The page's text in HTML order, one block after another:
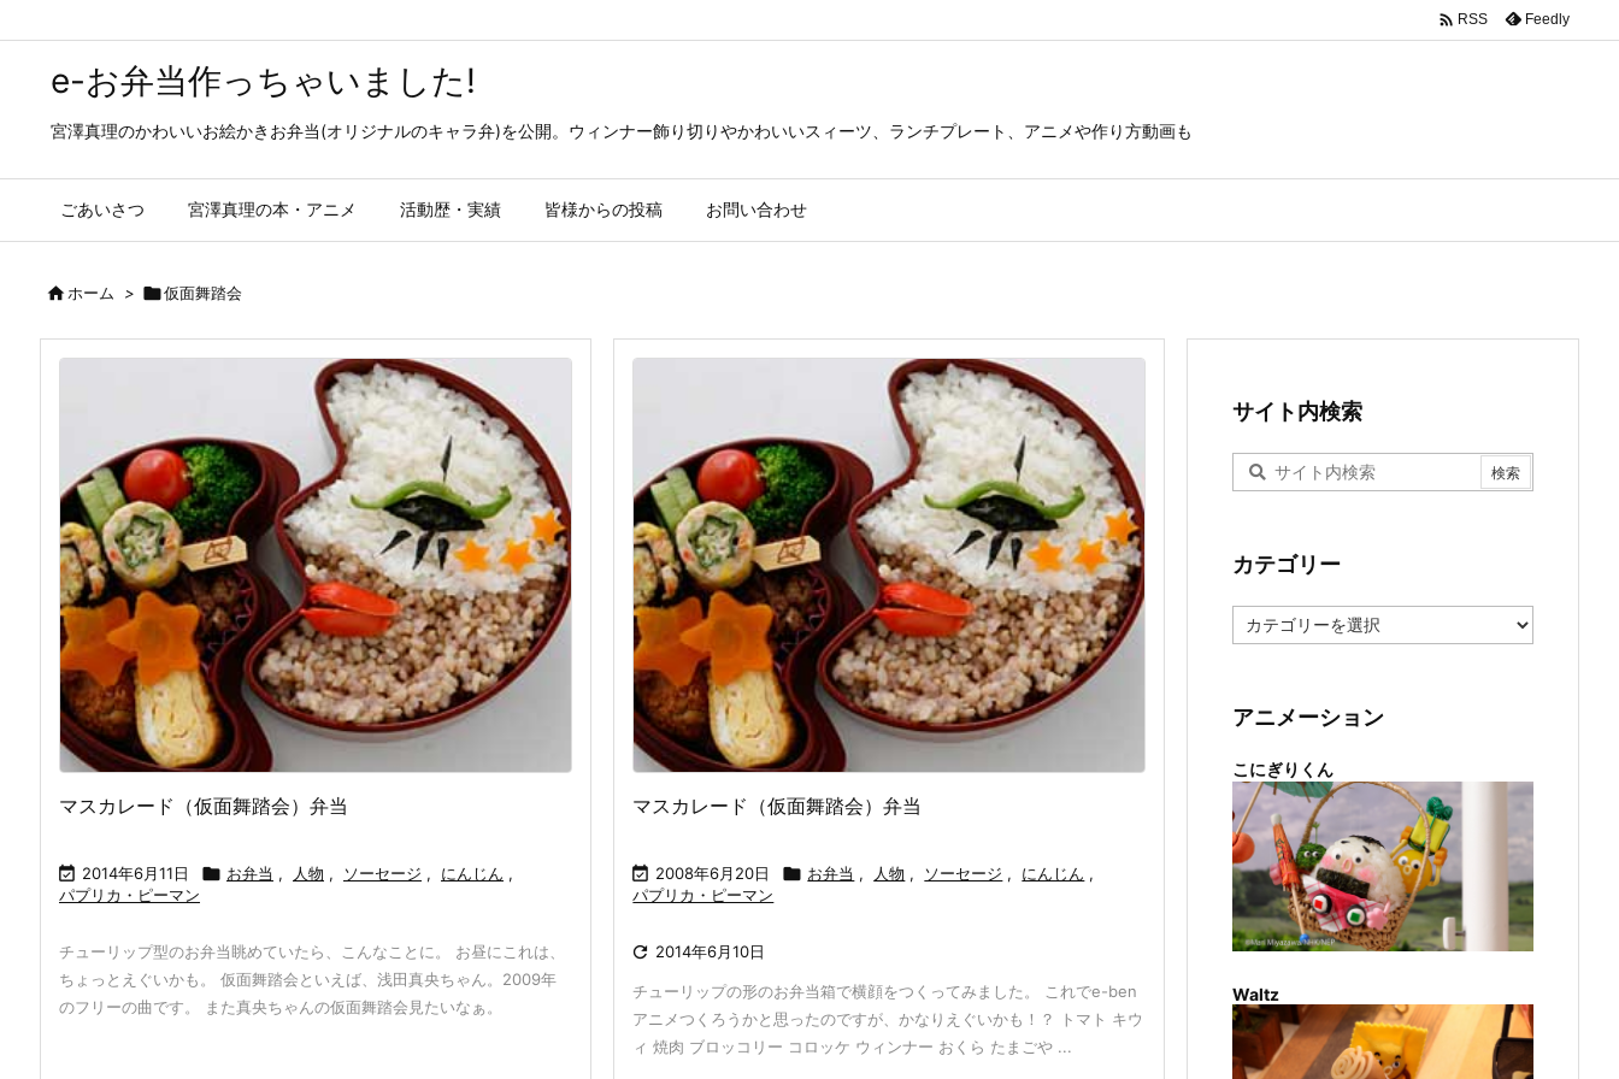
e-お弁当作っちゃいました!
宮澤真理のかわいいお絵かきお弁当(オリジナルのキャラ弁)を公開。ウィンナー飾り切りやかわいいスィーツ、ランチプレート、アニメや作り方動画も
ごあいさつ 宮澤真理の本・アニメ 活動歴・実績 皆様からの投稿 お問い合わせ
 RSS Feedly
ホーム > 仮面舞踏会
マスカレード（仮面舞踏会）弁当
 2014年6月11日  お弁当 , 人物 , ソーセージ , にんじん ,
パプリカ・ピーマン
チューリップ型のお弁当眺めていたら、こんなことに。 お昼にこれは、
ちょっとえぐいかも。 仮面舞踏会といえば、浅田真央ちゃん。2009年
のフリーの曲です。 また真央ちゃんの仮面舞踏会見たいなぁ。
マスカレード（仮面舞踏会）弁当
 2008年6月20日  お弁当 , 人物 , ソーセージ , にんじん ,
パプリカ・ピーマン
 2014年6月10日
チューリップの形のお弁当箱で横顔をつくってみました。 これでe-ben
アニメつくろうかと思ったのですが、かなりえぐいかも！？ トマト キウ
ィ 焼肉 ブロッコリー コロッケ ウィンナー おくら たまごや ...
サイト内検索
カテゴリー
テ
ー
アニメーション
こにぎりくん
Waltz